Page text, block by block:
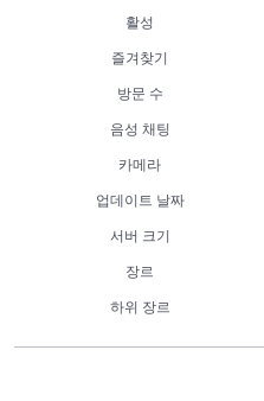
활성
즐겨찾기
방문 수
음성 채팅
카메라
업데이트 날짜
서버 크기
장르
하위 장르